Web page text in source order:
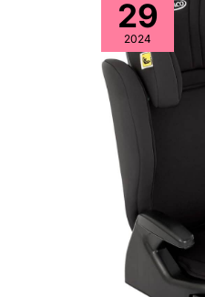
système de fixation est
rapide et simple, il arbore
un imprimé amusant et se
lave en machine*
(*certaines couleurs
seulement) COMPATIBLE
AVEC TRANSAT BÉBÉ 2-
EN-1 TIMBA : utilisez la
chaise haute évolutive dès
la naissance en y fixant le
transat bébé Timba vendu
séparément, pour que
votre bébé puisse vous
rejoindre à la table
familiale ou l'utiliser
comme transat
29
2024